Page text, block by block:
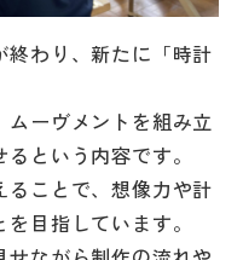
わり、新たに「時計
ーヴメントを組み立
という内容です。
ることで、想像力や計
目指しています。